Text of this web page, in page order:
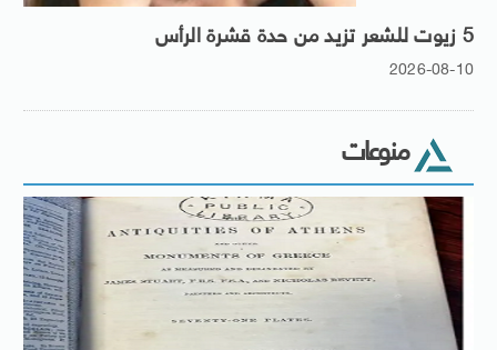
5 زيوت للشعر تزيد من حدة قشرة الرأس
2026-08-10
منوعات